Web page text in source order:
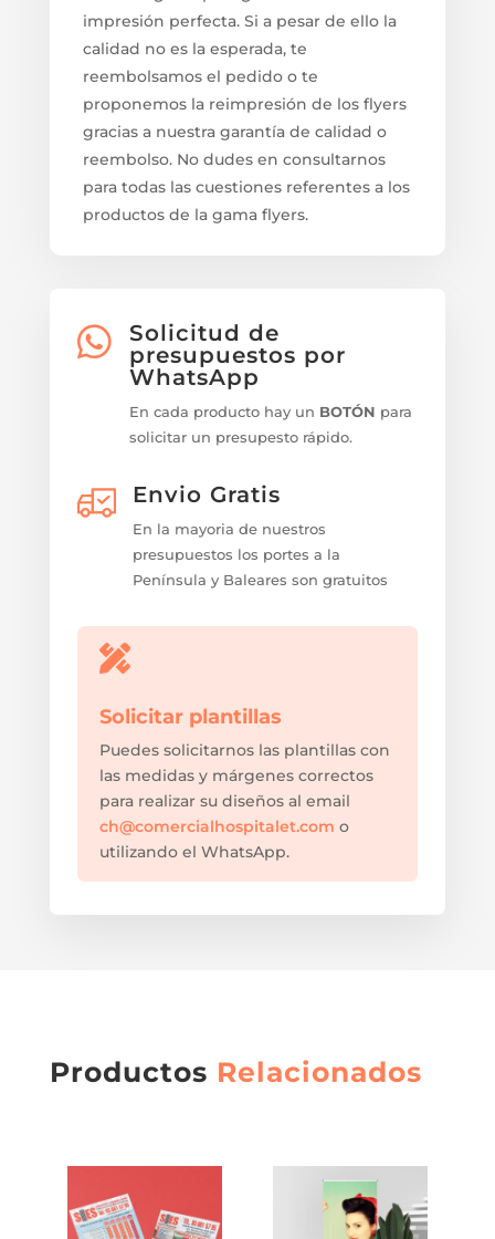
impresión perfecta. Si a pesar de ello la
calidad no es la esperada, te
reembolsamos el pedido o te
proponemos la reimpresión de los flyers
gracias a nuestra garantía de calidad o
reembolso. No dudes en consultarnos
para todas las cuestiones referentes a los
productos de la gama flyers.

Solicitud de
presupuestos por
WhatsApp
En cada producto hay un BOTÓN para
solicitar un presupesto rápido.
Envio Gratis
En la mayoria de nuestros
presupuestos los portes a la
Península y Baleares son gratuitos

Solicitar plantillas
Puedes solicitarnos las plantillas con
las medidas y márgenes correctos
para realizar su diseños al email
ch@comercialhospitalet.com o
utilizando el WhatsApp.
Productos Relacionados